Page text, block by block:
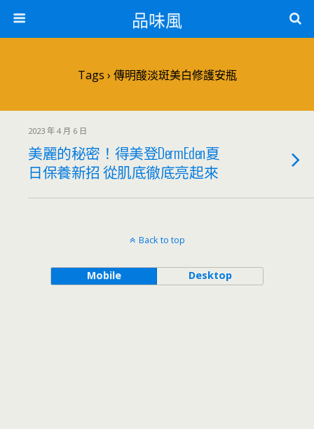
品味風
Tags › 傳明酸淡斑美白修護安瓶
2023 年 4 月 6 日
美麗的秘密！得美登DermEden夏
日保養新招 從肌底徹底亮起來
Back to top
Mobile Desktop